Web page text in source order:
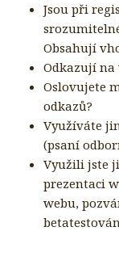
Jsou při
Obsahují
Odkazují na
Oslovujete
odkazů?
Využíváte
(psaní
Využili jste
prezentaci
webu,